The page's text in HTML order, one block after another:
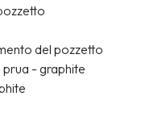
del pozzetto
- graphite